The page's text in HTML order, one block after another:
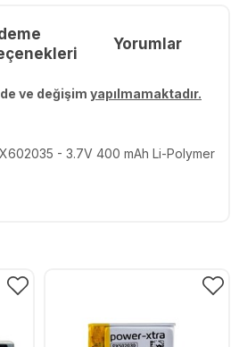
Yorumlar
ve değişim yapılmamaktadır.
- 3.7V 400 mAh Li-Polymer